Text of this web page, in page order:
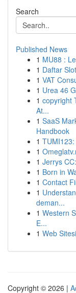
Search
Published News
1 MU88 :
1 Daftar
1 VAT
1 Urea 46
1 copyright
At...
1 SaaS
Handbook
1
1
1 Jerrys
1 Born in
1 Contact
1
deman...
1 Western
E...
1 Web
Copyright © 2026 |